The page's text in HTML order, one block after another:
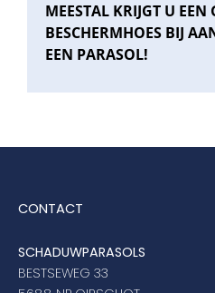
MEESTAL KRIJGT U EEN
BESCHERMHOES BIJ
EEN PARASOL!
CONTACT
SCHADUWPARASOLS
BESTSEWEG 33